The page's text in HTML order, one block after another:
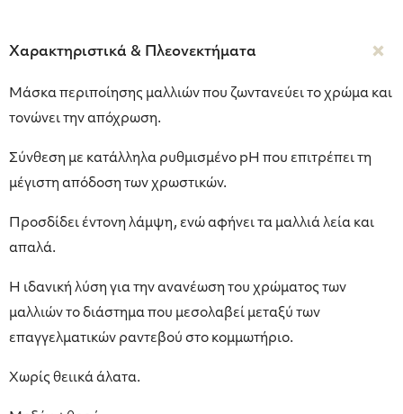
Χαρακτηριστικά & Πλεονεκτήματα
Μάσκα περιποίησης μαλλιών που ζωντανεύει το χρώμα και
τονώνει την απόχρωση.
Σύνθεση με κατάλληλα ρυθμισμένο pH που επιτρέπει τη
μέγιστη απόδοση των χρωστικών.
Προσδίδει έντονη λάμψη, ενώ αφήνει τα μαλλιά λεία και
απαλά.
Η ιδανική λύση για την ανανέωση του χρώματος των
μαλλιών το διάστημα που μεσολαβεί μεταξύ των
επαγγελματικών ραντεβού στο κομμωτήριο.
Χωρίς θειικά άλατα.